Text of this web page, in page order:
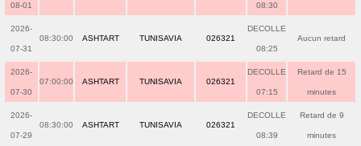
08-01 08:30
2026-
07-31
08:30:00 ASHTART TUNISAVIA 026321
DECOLLE
08:25
Aucun retard
2026-
07-30
07:00:00 ASHTART TUNISAVIA 026321
DECOLLE
07:15
Retard de 15
minutes
2026-
07-29
08:30:00 ASHTART TUNISAVIA 026321
DECOLLE
08:39
Retard de 9
minutes